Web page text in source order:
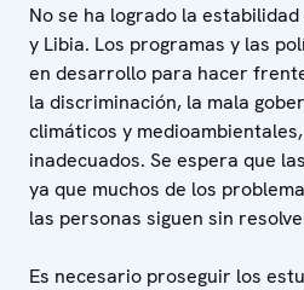
No se ha logrado la
y Libia. Los programas y las
en desarrollo para hacer
la discriminación, la mala
climáticos y
inadecuados. Se espera que
ya que muchos de los
las personas siguen sin
Es necesario proseguir los